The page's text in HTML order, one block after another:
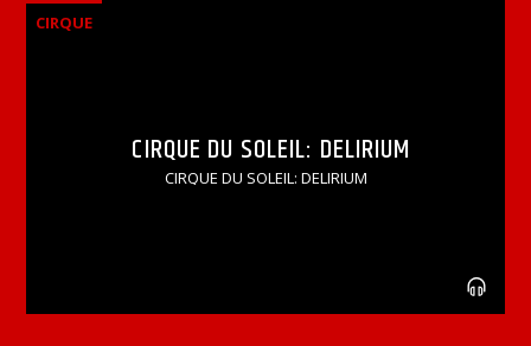
CIRQUE
CIRQUE DU SOLEIL: DELIRIUM
CIRQUE DU SOLEIL: DELIRIUM